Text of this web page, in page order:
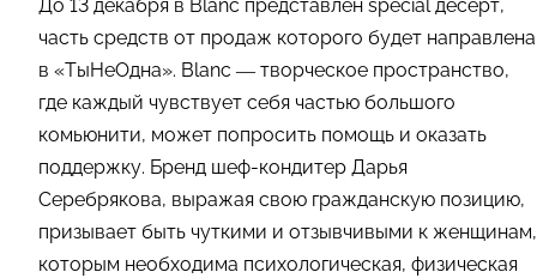
До 13 декабря в Blanc представлен special десерт,
часть средств от продаж которого будет направлена
в «ТыНеОдна». Blanc — творческое пространство,
где каждый чувствует себя частью большого
комьюнити, может попросить помощь и оказать
поддержку. Бренд шеф-кондитер Дарья
Серебрякова, выражая свою гражданскую позицию,
призывает быть чуткими и отзывчивыми к женщинам,
которым необходима психологическая, физическая